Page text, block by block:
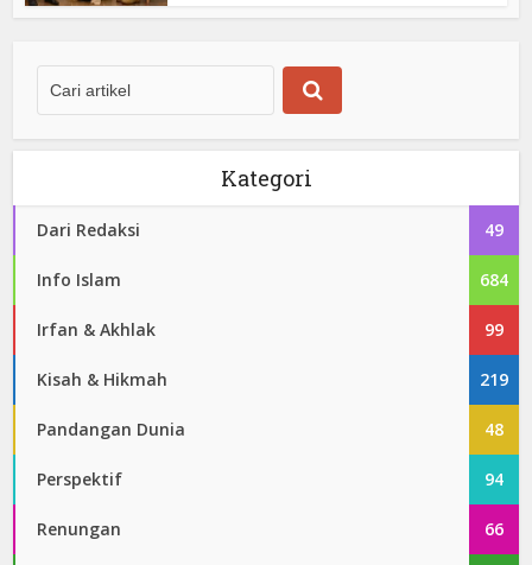
Kategori
Dari Redaksi 49
Info Islam 684
Irfan & Akhlak 99
Kisah & Hikmah 219
Pandangan Dunia 48
Perspektif 94
Renungan 66